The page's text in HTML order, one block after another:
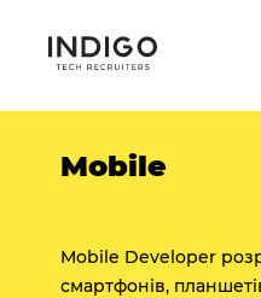
Mobile
Mobile Developer
смартфонів,